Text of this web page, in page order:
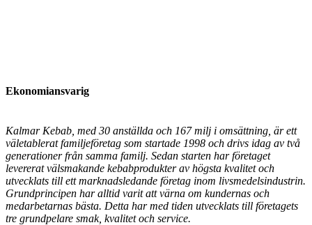
Ekonomiansvarig
Kalmar Kebab, med 30 anställda och 167 milj i omsättning, är ett
väletablerat familjeföretag som startade 1998 och drivs idag av två
generationer från samma familj. Sedan starten har företaget
levererat välsmakande kebabprodukter av högsta kvalitet och
utvecklats till ett marknadsledande företag inom livsmedelsindustrin.
Grundprincipen har alltid varit att värna om kundernas och
medarbetarnas bästa. Detta har med tiden utvecklats till företagets
tre grundpelare smak, kvalitet och service.